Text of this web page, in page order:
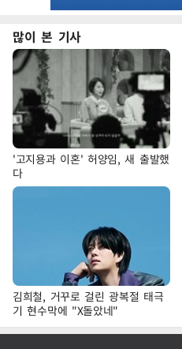
많이 본 기사
'고지용과 이혼' 허양임, 새 출발했
다
김희철, 거꾸로 걸린 광복절 태극
기 현수막에 "X돌았네"